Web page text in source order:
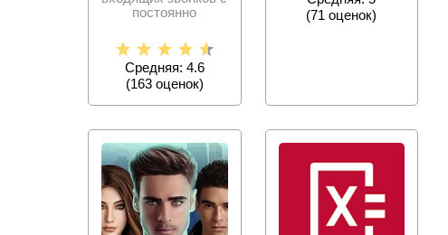
постоянно
спам – номеров,
Средняя: 4.6
(163оценок)
(71 оценок)